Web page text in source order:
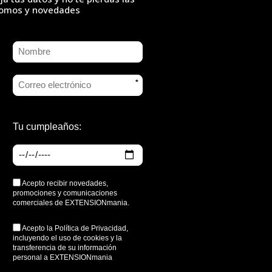
y novedades
*
Tu cumpleaños:
Acepto recibir novedades,
promociones y comunicaciones
comerciales de EXTENSIONmania.
Acepto la Política de Privacidad
incluyendo el uso de cookies y la
transferencia de su información
personal a EXTENSIONmania